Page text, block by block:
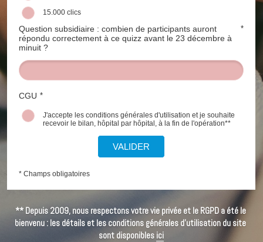
** Depuis 2009, nous respectons votre vie privée et le RGPD a été le
bienvenu : les détails et les conditions générales d'utilisation du site
sont disponibles ici